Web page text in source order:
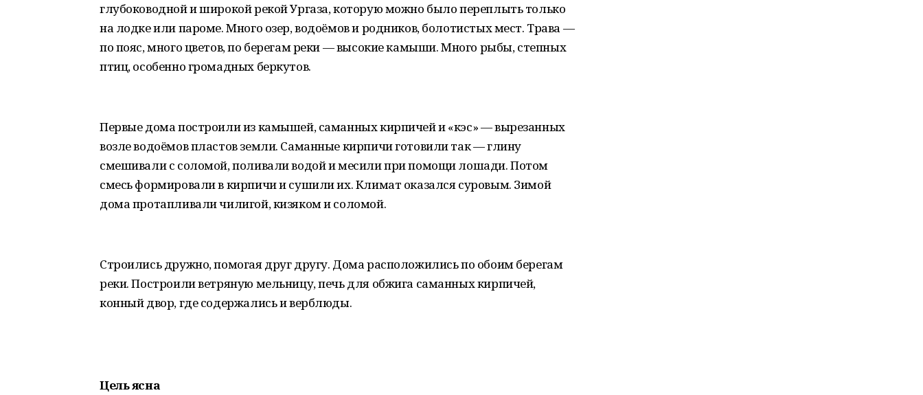
глубоководной и широкой рекой Ургаза, которую можно было переплыть только
на лодке или пароме. Много озер, водоёмов и родников, болотистых мест. Трава —
по пояс, много цветов, по берегам реки — высокие камыши. Много рыбы, степных
птиц, особенно громадных беркутов.
Первые дома построили из камышей, саманных кирпичей и «кэс» — вырезанных
возле водоёмов пластов земли. Саманные кирпичи готовили так — глину
смешивали с соломой, поливали водой и месили при помощи лошади. Потом
смесь формировали в кирпичи и сушили их. Климат оказался суровым. Зимой
дома протапливали чилигой, кизяком и соломой.
Строились дружно, помогая друг другу. Дома расположились по обоим берегам
реки. Построили ветряную мельницу, печь для обжига саманных кирпичей,
конный двор, где содержались и верблюды.
Цель ясна